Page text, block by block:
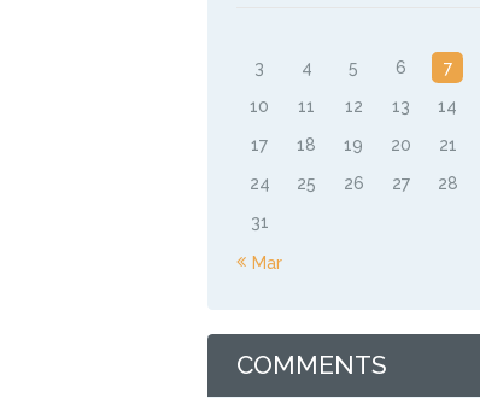
3
4 5 6 7
10
11 12 13 14
17
18 19 20 21
24
25 26 27 28
31
« Mar
COMMENTS